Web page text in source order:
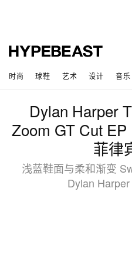
时尚 球鞋 艺术 设计 音乐
Dylan Harper
Zoom GT Cut
菲律
浅蓝鞋面与柔和渐变
Dylan Harper